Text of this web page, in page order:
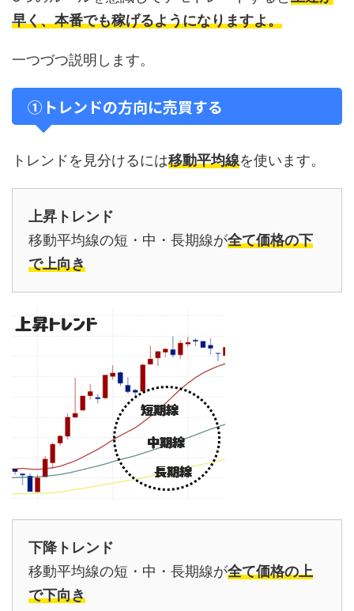
早く、本番でも稼げるようになりますよ。
一つづつ説明します。
①トレンドの方向に売買する
トレンドを見分けるには移動平均線を使います。
上昇トレンド
移動平均線の短・中・長期線が全て価格の下
で上向き
下降トレンド
移動平均線の短・中・長期線が全て価格の上
で下向き